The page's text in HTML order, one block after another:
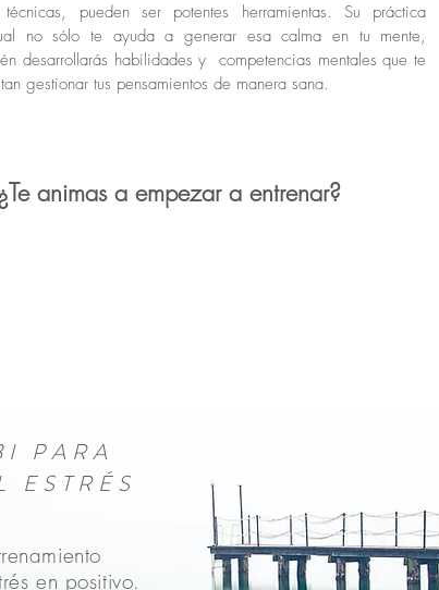
técnicas, pueden ser potentes herramientas. Su práctica
no sólo te ayuda a generar esa calma en tu mente,
desarrollarás habilidades y competencias mentales que te
gestionar tus pensamientos de manera sana.
¿Te animas a empezar a entrenar?
PARA
ESTRÉS
en positivo.